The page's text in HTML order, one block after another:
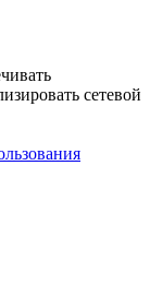
сетевой